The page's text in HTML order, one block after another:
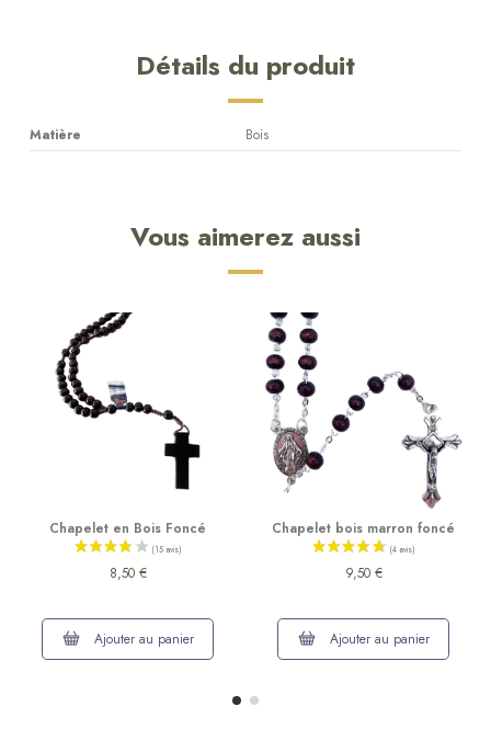
Détails du produit
Matière Bois
Vous aimerez aussi
Chapelet en Bois Foncé
8,50 €
Ajouter au panier
Chapelet bois marron foncé
9,50 €
Ajouter au panier